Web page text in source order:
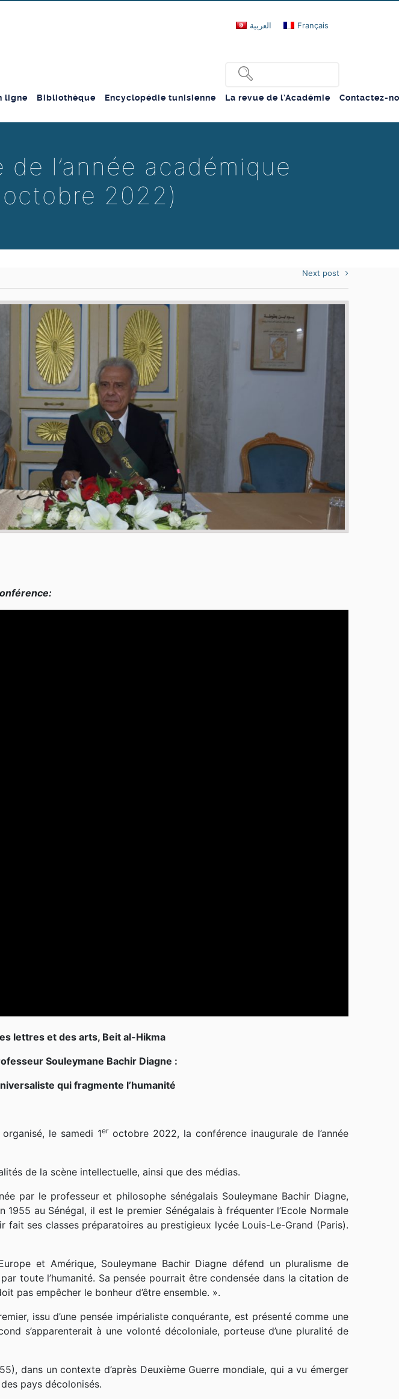
العربية Français
ligne Bibliothèque Encyclopédie tunisienne La revue de l’Académie Contactez-
l’année académique
2022)
Next post
lettres et des arts, Beit al-Hikma
Souleymane Bachir Diagne :
qui fragmente l’humanité
le samedi 1eroctobre 2022, la conférence inaugurale de l’année
de la scène intellectuelle, ainsi que des médias.
par le professeur et philosophe sénégalais Souleymane Bachir Diagne,
au Sénégal, il est le premier Sénégalais à fréquenter l’Ecole Normale
ses classes préparatoires au prestigieux lycée Louis-Le-Grand (Paris).
et Amérique, Souleymane Bachir Diagne défend un pluralisme de
toute l’humanité. Sa pensée pourrait être condensée dans la citation de
pas empêcher le bonheur d’être ensemble. ».
issu d’une pensée impérialiste conquérante, est présenté comme une
s’apparenterait à une volonté décoloniale, porteuse d’une pluralité de
dans un contexte d’après Deuxième Guerre mondiale, qui a vu émerger
pays décolonisés.